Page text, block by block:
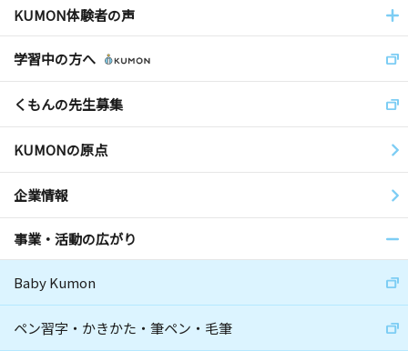
KUMON体験者の声
学習中の方へ
くもんの先生募集
KUMONの原点
企業情報
事業・活動の広がり
Baby Kumon
ペン習字・かきかた・筆ペン・毛筆